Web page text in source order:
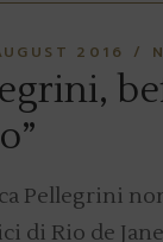
2016
Pellegrini
di Rio de